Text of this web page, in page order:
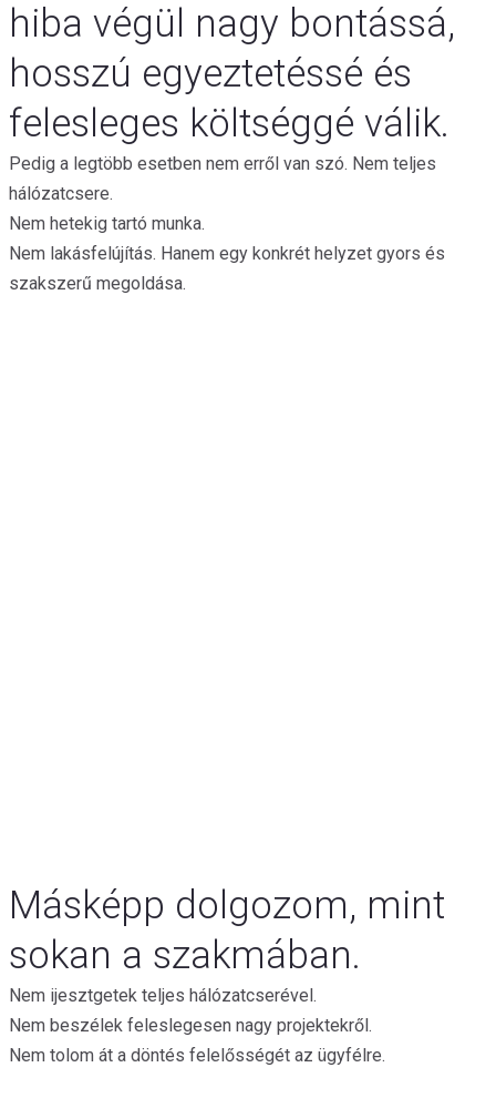
hiba végül nagy bontássá,
hosszú egyeztetéssé és
felesleges költséggé válik.
Pedig a legtöbb esetben nem erről van szó. Nem teljes
hálózatcsere.
Nem hetekig tartó munka.
Nem lakásfelújítás. Hanem egy konkrét helyzet gyors és
szakszerű megoldása.
Másképp dolgozom, mint
sokan a szakmában.
Nem ijesztgetek teljes hálózatcserével.
Nem beszélek feleslegesen nagy projektekről.
Nem tolom át a döntés felelősségét az ügyfélre.